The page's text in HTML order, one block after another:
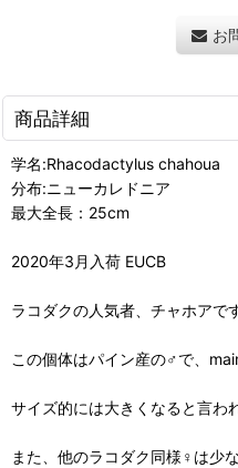
お
商品詳細
学名:Rhacodactylus chahoua
分布:ニューカレドニア
最大全長：25cm
2020年3月入荷 EUCB
ラコダクの人気者、チャホアです
この個体はパイン産の♂で、
サイズ的には大きくなると言わ
また、他のラコダク同様♀は少